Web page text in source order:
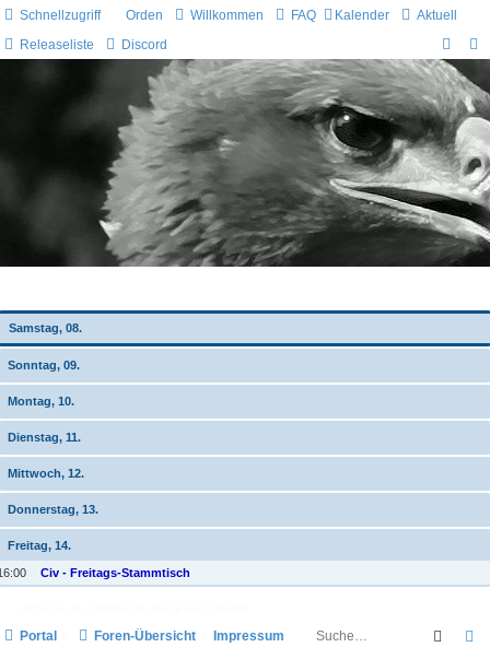
Schnellzugriff Orden Willkommen FAQ Kalender
Aktuell
Releaseliste
Discord
Samstag, 08.
Sonntag, 09.
Montag, 10.
Dienstag, 11.
Mittwoch, 12.
Donnerstag, 13.
Freitag, 14.
Civ - Freitags-Stammtisch
Suche
Portal Foren-Übersicht Impressum